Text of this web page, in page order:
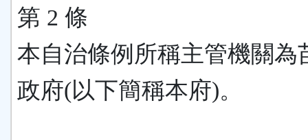
第 2 條
本自治條例所稱主管機關為
政府(以下簡稱本府)。